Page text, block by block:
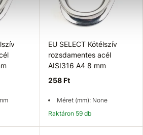
EU SELECT Kötélszív
rozsdamentes acél
AISI316 A4 8 mm
258 Ft
Méret (mm): None
Raktáron 59 db